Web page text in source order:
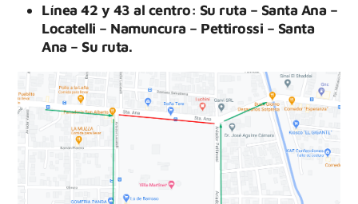
Línea 42 y 43 al centro: Su ruta – Santa Ana –
Locatelli – Namuncura – Pettirossi – Santa
Ana – Su ruta.